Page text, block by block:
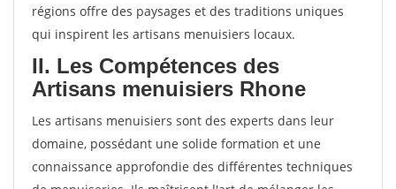
régions offre des paysages et des traditions uniques
qui inspirent les artisans menuisiers locaux.
II. Les Compétences des
Artisans menuisiers Rhone
Les artisans menuisiers sont des experts dans leur
domaine, possédant une solide formation et une
connaissance approfondie des différentes techniques